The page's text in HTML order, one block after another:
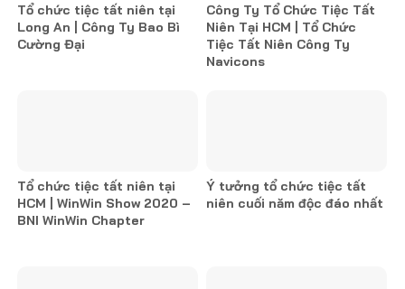
Tổ chức tiệc tất niên tại
Long An | Công Ty Bao Bì
Cường Đại
Công Ty Tổ Chức Tiệc Tất
Niên Tại HCM | Tổ Chức
Tiệc Tất Niên Công Ty
Navicons
Tổ chức tiệc tất niên tại
HCM | WinWin Show 2020 –
BNI WinWin Chapter
Ý tưởng tổ chức tiệc tất
niên cuối năm độc đáo nhất